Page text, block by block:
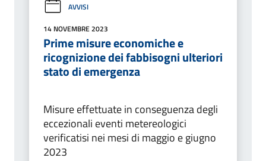
AVVISI
14 NOVEMBRE 2023
Prime misure economiche e
ricognizione dei fabbisogni ulteriori
stato di emergenza
Misure effettuate in conseguenza degli
eccezionali eventi metereologici
verificatisi nei mesi di maggio e giugno
2023